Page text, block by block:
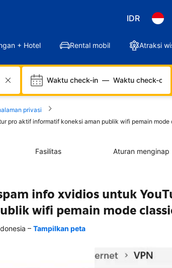
IDR
+ Hotel Rental mobil Atraksi
Waktu check-in — Waktu check-out
privasi
pro aktif informatif koneksi aman publik wifi pemain mode
Fasilitas Aturan menginap
info xvidios untuk
wifi pemain mode
– Tampilkan peta